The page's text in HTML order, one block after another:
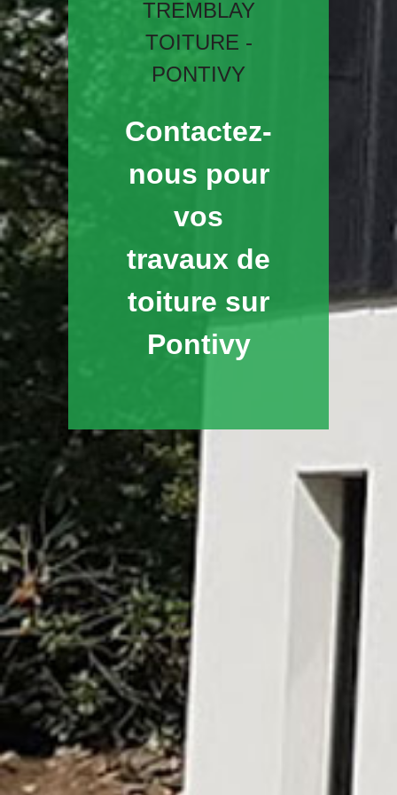
TREMBLAY
TOITURE -
PONTIVY
Contactez-
nous pour
vos
travaux de
toiture sur
Pontivy